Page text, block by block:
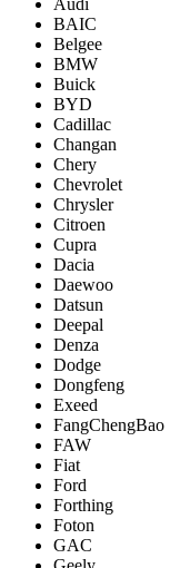
Audi
BAIC
Belgee
BMW
Buick
BYD
Cadillac
Changan
Chery
Chevrolet
Chrysler
Citroen
Cupra
Dacia
Daewoo
Datsun
Deepal
Denza
Dodge
Dongfeng
Exeed
FangChengBao
FAW
Fiat
Ford
Forthing
Foton
GAC